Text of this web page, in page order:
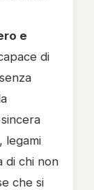
e
di
legami
di chi non
che si